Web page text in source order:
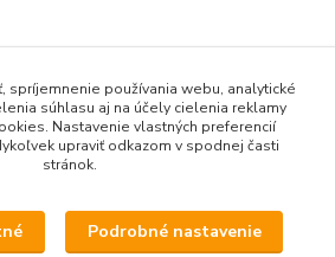
zmluvy
spríjemnenie používania webu, analytické
súhlasu aj na účely cielenia reklamy
Nastavenie vlastných preferencií
upraviť odkazom v spodnej časti
stránok.
Podrobné nastavenie